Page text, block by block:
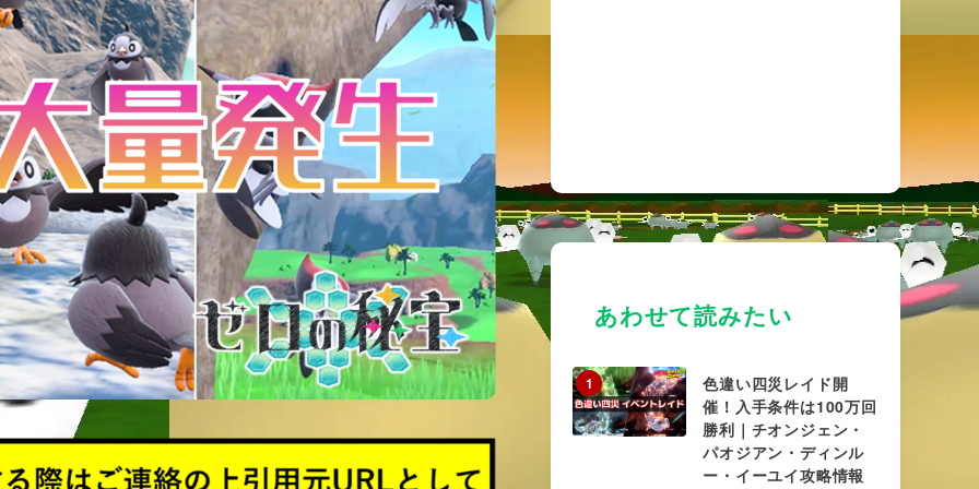
あわせて読みたい
1
色違い四災レイド開
催！入手条件は100万回
勝利｜チオンジェン・
パオジアン・ディンル
ー・イーユイ攻略情報